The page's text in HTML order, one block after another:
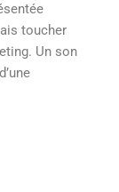
toucher
Un son